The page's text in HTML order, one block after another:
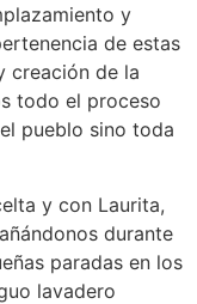
y
de estas
creación de la
todo el proceso
pueblo sino toda
y con Laurita,
durante
paradas en los
lavadero